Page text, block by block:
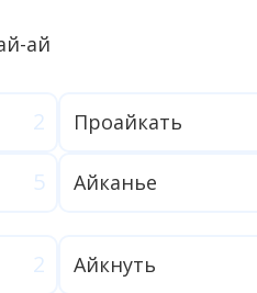
Проайкать
Айканье
Айкнуть